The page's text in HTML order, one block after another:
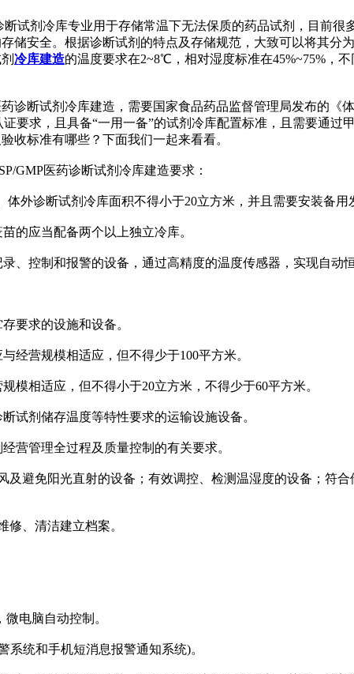
断试剂冷库专业用于存储常温下无法保质的药品试剂，目前
储安全。根据诊断试剂的特点及存储规范，大致可以将其分
冷库建造的温度要求在2~8℃，相对湿度标准在45%~75%，
断试剂冷库建造，需要国家食品药品监督管理局发布的《体
证要求，且具备“一用一备”的试剂冷库配置标准，且需要通过
收标准有哪些？下面我们一起来看看。
医药诊断试剂冷库建造要求：
外诊断试剂冷库面积不得小于20立方米，并且需要安装备用
应当配备两个以上独立冷库。
控制和报警的设备，通过高精度的温度传感器，实现自动恒
要求的设施和设备。
营规模相适应，但不得少于100平方米。
相适应，但不得小于20立方米，不得少于60平方米。
剂储存温度等特性要求的运输设施设备。
管理全过程及质量控制的有关要求。
避免阳光直射的设备；有效调控、检测温湿度的设备；符
、清洁建立档案。
电脑自动控制。
统和手机短消息报警通知系统)。